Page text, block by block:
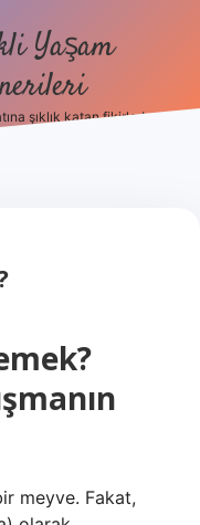
Yaşam
şıklık katan fikirler!
meyve. Fakat,